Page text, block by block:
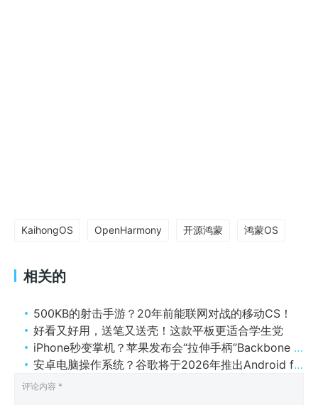
KaihongOS OpenHarmony 开源鸿蒙 鸿蒙OS
相关的
500KB的射击手游？20年前能联网对战的移动CS！
好看又好用，送笔又送壳！这款平板更适合学生党
iPhone秒变掌机？苹果发布会“拉伸手柄”Backbone One试玩体验评测
安卓电脑操作系统？谷歌将于2026年推出Android for PC！